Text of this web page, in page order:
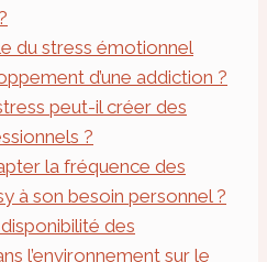
du stress émotionnel
d’une addiction ?
peut-il créer des
?
la fréquence des
à son besoin personnel ?
disponibilité des
l’environnement sur le